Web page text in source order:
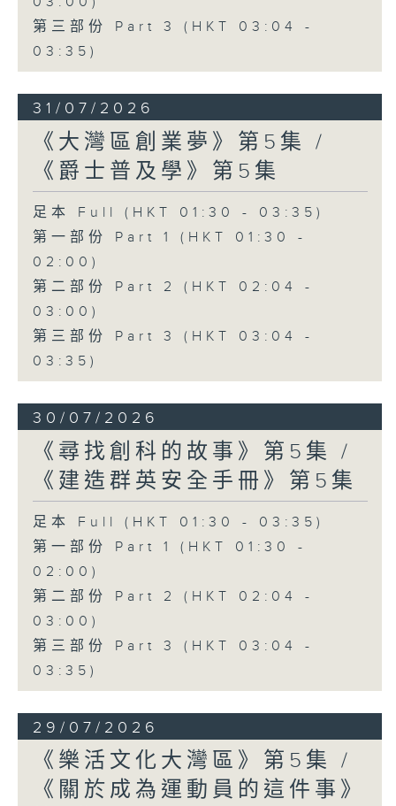
第三部份 Part 3 (HKT 03:04 -
03:35)
31/07/2026
《大灣區創業夢》第5集 /
《爵士普及學》第5集
足本 Full (HKT 01:30 - 03:35)
第一部份 Part 1 (HKT 01:30 -
02:00)
第二部份 Part 2 (HKT 02:04 -
03:00)
第三部份 Part 3 (HKT 03:04 -
03:35)
30/07/2026
《尋找創科的故事》第5集 /
《建造群英安全手冊》第5集
足本 Full (HKT 01:30 - 03:35)
第一部份 Part 1 (HKT 01:30 -
02:00)
第二部份 Part 2 (HKT 02:04 -
03:00)
第三部份 Part 3 (HKT 03:04 -
03:35)
29/07/2026
《樂活文化大灣區》第5集 /
《關於成為運動員的這件事》